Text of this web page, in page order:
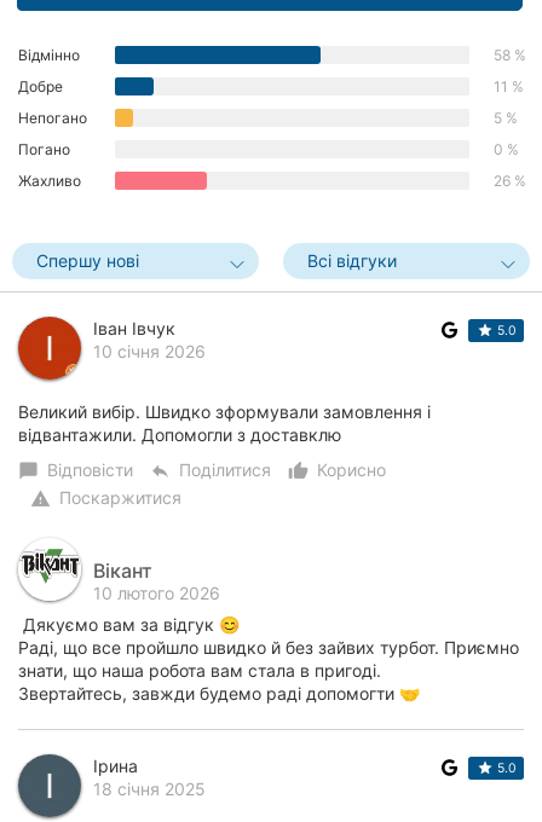
Чернігів
Черкаси
Чернівці
Франківськ
Луцьк
Ужгород
Відмінно
58 %
Добре
11 %
Непогано
5 %
Погано
0 %
Жахливо
26 %
Спершу нові Всі відгуки
Іван Івчук
10 січня 2026
5.0
Великий вибір. Швидко зформували замовлення і
відвантажили. Допомогли з доставклю
chat_bubble Відповісти reply Поділитися thumb_up_alt
Корисно
warning Поскаржитися
Вікант
10 лютого 2026
Дякуємо вам за відгук 😊
Раді, що все пройшло швидко й без зайвих турбот. Приємно
знати, що наша робота вам стала в пригоді.
Звертайтесь, завжди будемо раді допомогти 🤝
Ірина
18 січня 2025
5.0